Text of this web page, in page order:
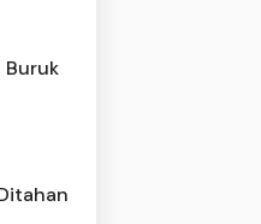
Buruk